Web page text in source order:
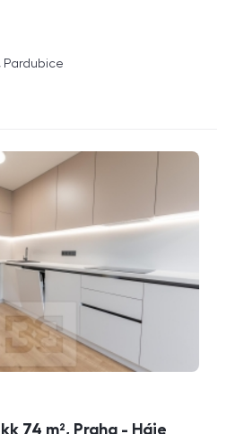
Pardubice
74 m², Praha - Háje